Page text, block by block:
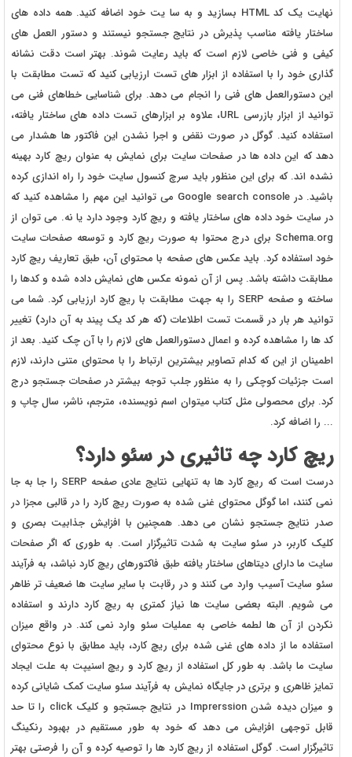
نهایت یک کد HTML بسازید و به سا یت خود اضافه کنید. همه داده های
ساختار یافته مناسب پذیرش در نتایج جستجو نیستند و دستور العمل های
کیفی و فنی خاصی لازم است که باید رعایت شوند. بهتر است دقت نشانه
گذاری خود را با استفاده از ابزار های تست ارزیابی کنید که تست مطابقت با
این دستورالعمل های فنی را انجام می دهد. برای شناسایی خطاهای فنی می
توانید از ابزار بازرسی URL، علاوه بر ابزارهای تست داده های ساختار یافته،
استفاده کنید. گوگل در صورت نقض و اجرا نشدن این فاکتور ها هشدار می
دهد که این داده ها در صفحات سایت برای نمایش به عنوان ریچ کارد بهینه
نشده اند. که برای این منظور باید سرچ کنسول سایت خود را راه اندازی کرده
باشید. در Google search console می توانید این مهم را مشاهده کنید که
در سایت خود داده های ساختار یافته و ریچ کارد وجود دارد یا نه. می توان از
Schema.org برای درج محتوا به صورت ریچ کارد و توسعه صفحات سایت
خود استفاده کرد. باید عکس های صفحه با محتوای آن، طبق تعاریف ریچ کارد
مطابقت داشته باشد. پس از آن نمونه عکس های نمایش داده شده و کدها را
ساخته و صفحه SERP را به جهت مطابقت با ریچ کارد ارزیابی کرد. شما می
توانید هر بار در قسمت تست اطلاعات (که هر کد یک پیند به آن دارد) تغییر
کد ها را مشاهده کرده و اعمال دستورالعمل های لازم را با آن چک کنید. بعد از
اطمینان از این که کدام تصاویر بیشترین ارتباط را با محتوای متنی دارند، لازم
است جزئیات کوچکی را به منظور جلب توجه بیشتر در صفحات جستجو درج
کرد. برای محصولی مثل کتاب میتوان اسم نویسنده، مترجم، ناشر، سال چاپ و
... را اضافه کرد.
ریچ کارد چه تاثیری در سئو دارد؟
درست است که ریچ کارد ها به تنهایی نتایج عادی صفحه SERP را جا به جا
نمی کنند، اما گوگل محتوای غنی شده به صورت ریچ کارد را در قالبی مجزا در
صدر نتایج جستجو نشان می دهد. همچنین با افزایش جذابیت بصری و
کلیک کاربر، در سئو سایت به شدت تاثیرگزار است. به طوری که اگر صفحات
سایت ما دارای دیتاهای ساختار یافته طبق فاکتورهای ریچ کارد نباشد، به فرآیند
سئو سایت آسیب وارد می کنند و در رقابت با سایر سایت ها ضعیف تر ظاهر
می شویم. البته بعضی سایت ها نیاز کمتری به ریچ کارد دارند و استفاده
نکردن از آن ها لطمه خاصی به عملیات سئو وارد نمی کند. در واقع میزان
استفاده ما از داده های غنی شده برای ریچ کارد، باید مطابق با نوع محتوای
سایت ما باشد. به طور کل استفاده از ریچ کارد و ریچ اسنیپت به علت ایجاد
تمایز ظاهری و برتری در جایگاه نمایش به فرآیند سئو سایت کمک شایانی کرده
و میزان دیده شدن Imprerssion در نتایج جستجو و کلیک click را تا حد
قابل توجهی افزایش می دهد که خود به طور مستقیم در بهبود رنکینگ
تاثیرگزار است. گوگل استفاده از ریچ کارد ها را توصیه کرده و آن را فرصتی بهتر